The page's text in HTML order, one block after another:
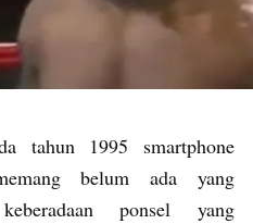
tahun 1995 smartphone
belum ada yang
ponsel yang